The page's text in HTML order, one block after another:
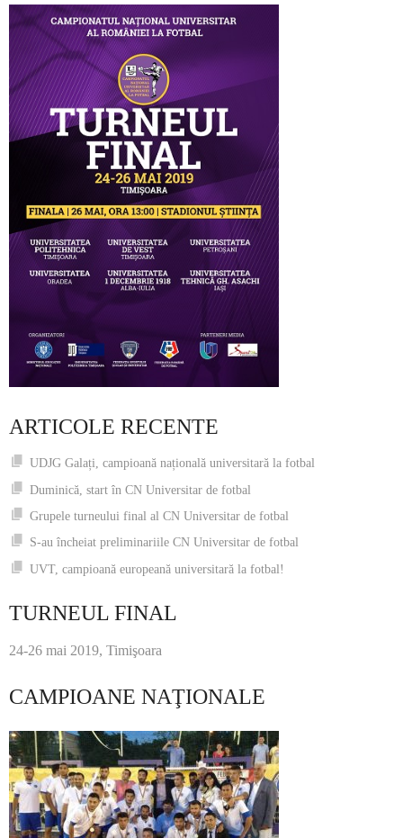
ARTICOLE RECENTE
UDJG Galați, campioană națională universitară la fotbal
Duminică, start în CN Universitar de fotbal
Grupele turneului final al CN Universitar de fotbal
S-au încheiat preliminariile CN Universitar de fotbal
UVT, campioană europeană universitară la fotbal!
TURNEUL FINAL
24-26 mai 2019, Timişoara
CAMPIOANE NAŢIONALE